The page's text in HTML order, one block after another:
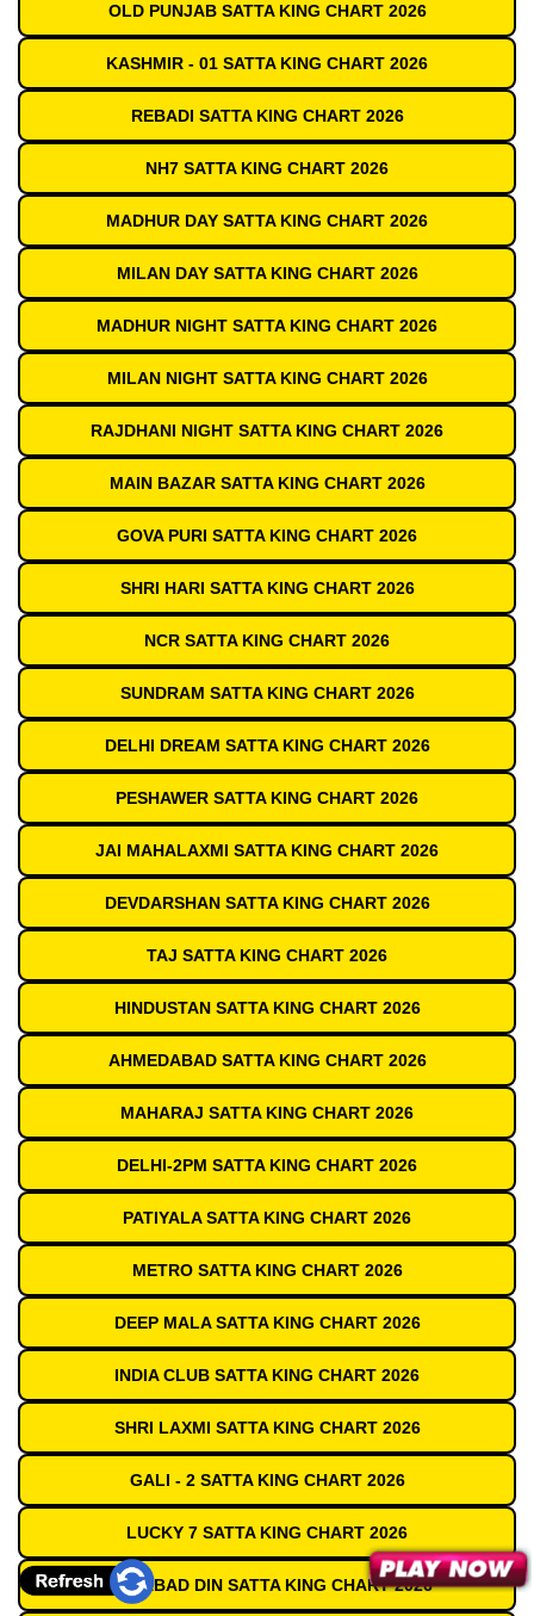
OLD PUNJAB SATTA KING CHART 2026
KASHMIR - 01 SATTA KING CHART 2026
REBADI SATTA KING CHART 2026
NH7 SATTA KING CHART 2026
MADHUR DAY SATTA KING CHART 2026
MILAN DAY SATTA KING CHART 2026
MADHUR NIGHT SATTA KING CHART 2026
MILAN NIGHT SATTA KING CHART 2026
RAJDHANI NIGHT SATTA KING CHART 2026
MAIN BAZAR SATTA KING CHART 2026
GOVA PURI SATTA KING CHART 2026
SHRI HARI SATTA KING CHART 2026
NCR SATTA KING CHART 2026
SUNDRAM SATTA KING CHART 2026
DELHI DREAM SATTA KING CHART 2026
PESHAWER SATTA KING CHART 2026
JAI MAHALAXMI SATTA KING CHART 2026
DEVDARSHAN SATTA KING CHART 2026
TAJ SATTA KING CHART 2026
HINDUSTAN SATTA KING CHART 2026
AHMEDABAD SATTA KING CHART 2026
MAHARAJ SATTA KING CHART 2026
DELHI-2PM SATTA KING CHART 2026
PATIYALA SATTA KING CHART 2026
METRO SATTA KING CHART 2026
DEEP MALA SATTA KING CHART 2026
INDIA CLUB SATTA KING CHART 2026
SHRI LAXMI SATTA KING CHART 2026
GALI - 2 SATTA KING CHART 2026
LUCKY 7 SATTA KING CHART 2026
GAZIABAD DIN SATTA KING CHART 2026